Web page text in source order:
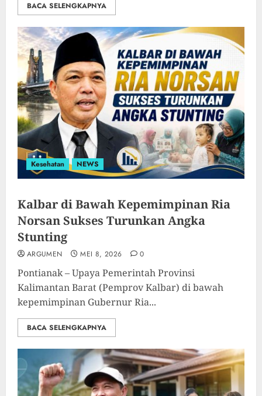
BACA SELENGKAPNYA
Kesehatan NEWS
Kalbar di Bawah Kepemimpinan Ria
Norsan Sukses Turunkan Angka
Stunting
ARGUMEN MEI 8, 2026 0
Pontianak – Upaya Pemerintah Provinsi
Kalimantan Barat (Pemprov Kalbar) di bawah
kepemimpinan Gubernur Ria...
BACA SELENGKAPNYA